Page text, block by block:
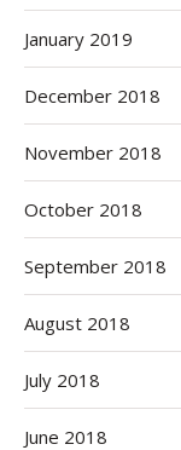
January 2019
December 2018
November 2018
October 2018
September 2018
August 2018
July 2018
June 2018